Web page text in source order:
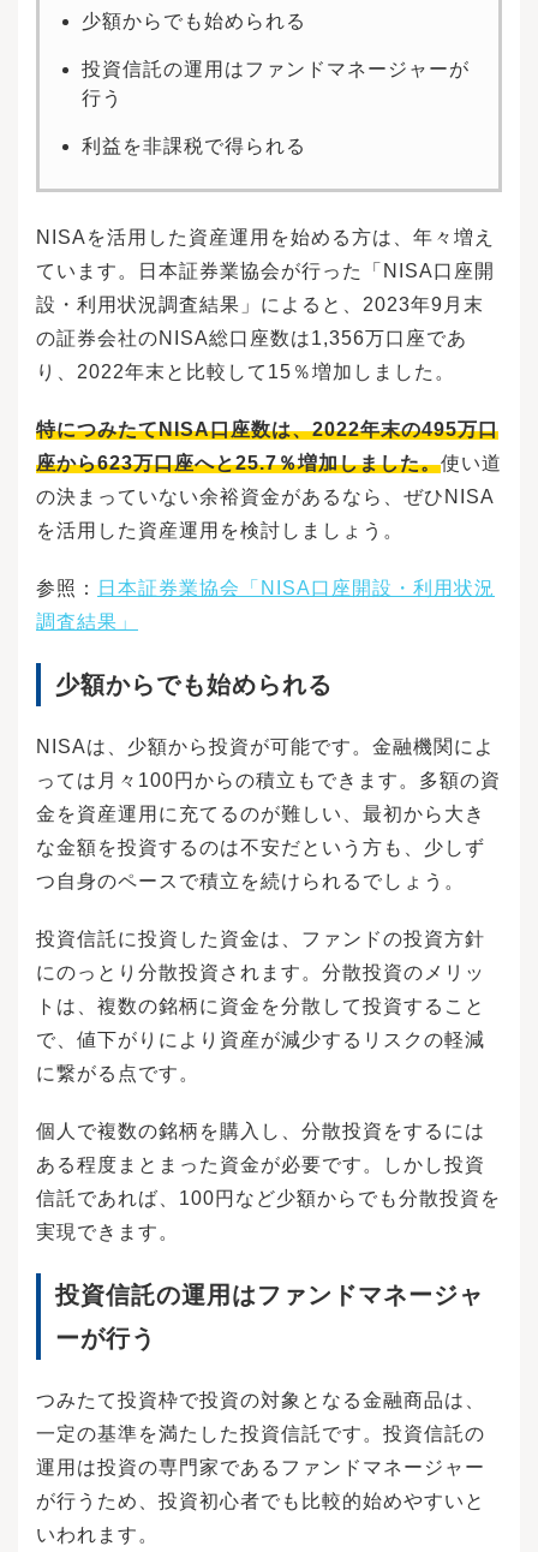
少額からでも始められる
投資信託の運用はファンドマネージャーが
行う
利益を非課税で得られる
NISAを活用した資産運用を始める方は、年々増え
ています。日本証券業協会が行った「NISA口座開
設・利用状況調査結果」によると、2023年9月末
の証券会社のNISA総口座数は1,356万口座であ
り、2022年末と比較して15％増加しました。
特につみたてNISA口座数は、2022年末の495万口
座から623万口座へと25.7％増加しました。使い道
の決まっていない余裕資金があるなら、ぜひNISA
を活用した資産運用を検討しましょう。
参照：
日本証券業協会「NISA口座開設・利用状況
調査結果」
少額からでも始められる
NISAは、少額から投資が可能です。金融機関によ
っては月々100円からの積立もできます。多額の資
金を資産運用に充てるのが難しい、最初から大き
な金額を投資するのは不安だという方も、少しず
つ自身のペースで積立を続けられるでしょう。
投資信託に投資した資金は、ファンドの投資方針
にのっとり分散投資されます。分散投資のメリッ
トは、複数の銘柄に資金を分散して投資すること
で、値下がりにより資産が減少するリスクの軽減
に繋がる点です。
個人で複数の銘柄を購入し、分散投資をするには
ある程度まとまった資金が必要です。しかし投資
信託であれば、100円など少額からでも分散投資を
実現できます。
投資信託の運用はファンドマネージャ
ーが行う
つみたて投資枠で投資の対象となる金融商品は、
一定の基準を満たした投資信託です。投資信託の
運用は投資の専門家であるファンドマネージャー
が行うため、投資初心者でも比較的始めやすいと
いわれます。